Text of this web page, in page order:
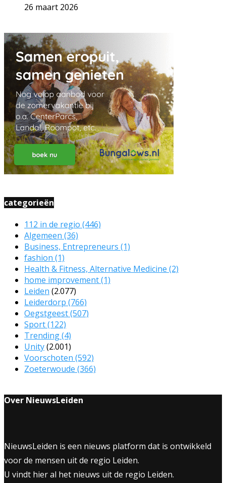
26 maart 2026
categorieën
112 in de regio (446)
Algemeen (36)
Business, Entrepreneurs (1)
fashion (1)
Health & Fitness, Alternative Medicine (2)
home improvement(1)
Leiden (2.077)
Leiderdorp (766)
Oegstgeest(507)
Sport(122)
Trending(4)
Unity(2.001)
Voorschoten (592)
Zoeterwoude (366)
Over NieuwsLeiden
NieuwsLeiden is een nieuws platform dat is ontwikkeld
voor de mensen uit de regio Leiden.
U vindt hier al het nieuws uit de regio Leiden.